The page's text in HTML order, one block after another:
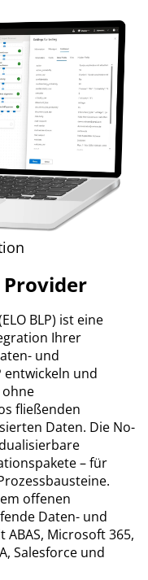
Provider
BLP) ist eine
Ihrer
und
entwickeln und
ohne
fließenden
Daten. Die No-
– für
offenen
Daten- und
Microsoft 365,
Salesforce und